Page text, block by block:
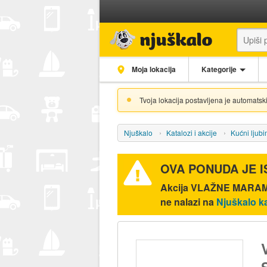
Moja lokacija Kategorije
Tvoja lokacija postavljena je
Njuškalo Katalozi i akcije Kućni
OVA PONUDA JE
AkcijaVLAŽNE
ne nalazi na Njuškalo